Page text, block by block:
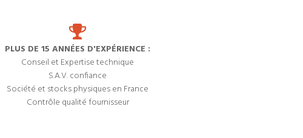
PLUS DE 15 ANNÉES D'EXPÉRIENCE :
Conseil et Expertise technique
S.A.V. confiance
Société et stocks physiques en France
Contrôle qualité fournisseur